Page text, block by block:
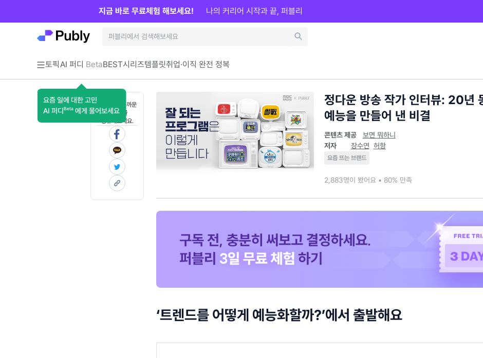
토픽AI 퍼디 Beta
요즘 일에 대한 고민
AI 퍼디 Beta 에게 물어보세요
BEST시리즈템플릿취업·이직 완전 정복
지금 바로 무료체험 해보세요! 나의 커리어 시작과 끝, 퍼블리
혼자 보기 아까운
콘텐츠를
공유해보세요.
정다운 방송 작가 인터뷰: 20년
예능을 만들어 낸 비결
콘텐츠 제공
보면 뭐하니
저자
장수연 허항
요즘 뜨는 브랜드
2,883명이 봤어요 • 80% 만족
‘트렌드를 어떻게 예능화할까?’에서 출발해요